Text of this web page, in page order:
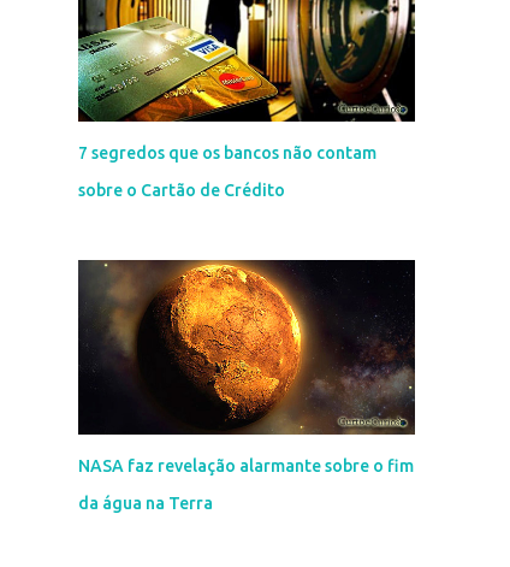
7 segredos que os bancos não contam
sobre o Cartão de Crédito
NASA faz revelação alarmante sobre o fim
da água na Terra